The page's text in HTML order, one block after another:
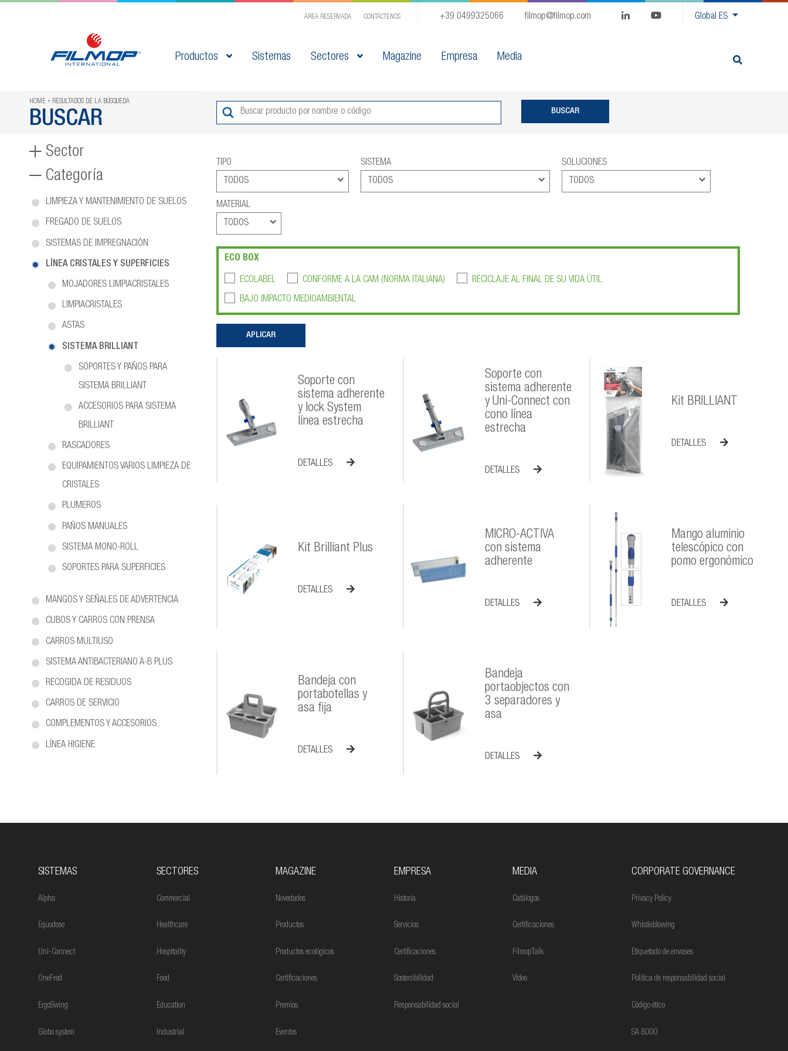
ÁREA RESERVADA CONTÁCTENOS GlobalES
+39 0499325066 filmop@filmop.com
Productos Sistemas Sectores Magazine Empresa Media
HOME RESULTADOS DE LA BÚSQUEDA
BUSCAR
Sector
Categoría
LIMPIEZA Y MANTENIMIENTO DE SUELOS
FREGADO DE SUELOS
SISTEMAS DE IMPREGNACIÓN
LÍNEA CRISTALES Y SUPERFICIES
MOJADORES LIMPIACRISTALES
LIMPIACRISTALES
ASTAS
SISTEMA BRILLIANT
SOPORTES Y PAÑOS PARA
SISTEMA BRILLIANT
ACCESORIOS PARA SISTEMA
BRILLIANT
RASCADORES
EQUIPAMIENTOS VARIOS LIMPIEZA DE
CRISTALES
PLUMEROS
PAÑOS MANUALES
SISTEMA MONO-ROLL
SOPORTES PARA SUPERFICIES
MANGOS Y SEÑALES DE ADVERTENCIA
CUBOS Y CARROS CON PRENSA
CARROS MULTIUSO
SISTEMA ANTIBACTERIANO A-B PLUS
RECOGIDA DE RESIDUOS
CARROS DE SERVICIO
COMPLEMENTOS Y ACCESORIOS
LÍNEA HIGIENE
TIPO SISTEMA SOLUCIONES
MATERIAL
ECO BOX
ECOLABEL CONFORME A LA CAM (NORMA ITALIANA) RECICLAJE AL FINAL DE SU VIDA ÚTIL
BAJO IMPACTO MEDIOAMBIENTAL
Soporte con
sistema adherente
y lock System
línea estrecha
DETALLES
Soporte con
sistema adherente
y Uni-Connect con
cono línea
estrecha
DETALLES
Kit BRILLIANT
DETALLES
Kit Brilliant Plus
DETALLES
MICRO-ACTIVA
con sistema
adherente
DETALLES
Mango aluminio
telescópico con
pomo ergonómico
DETALLES
Bandeja con
portabotellas y
asa fija
DETALLES
Bandeja
portaobjectos con
3 separadores y
asa
DETALLES
SISTEMAS
Alpha
Equodose
Uni-Connect
OneFred
ErgoSwing
Globo system
SECTORES
Commercial
Healthcare
Hospitality
Food
Education
Industrial
MAGAZINE
Novedades
Productos
Productos ecológicos
Certificaciones
Premios
Eventos
EMPRESA
Historia
Servicios
Certificaciones
Sostenibilidad
Responsabilidad social
MEDIA
Catálogos
Certificaciones
FilmopTalk
Vídeo
CORPORATE GOVERNANCE
Privacy Policy
Whistleblowing
Etiquetado de envases
Política de responsabilidad social
Código ético
SA 8000